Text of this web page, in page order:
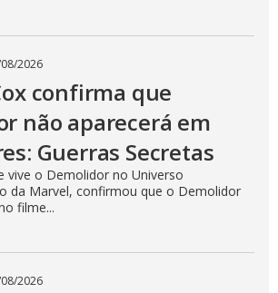
2026
confirma que
não aparecerá em
Guerras Secretas
vive o Demolidor no Universo
da Marvel, confirmou que o Demolidor
filme...
2026